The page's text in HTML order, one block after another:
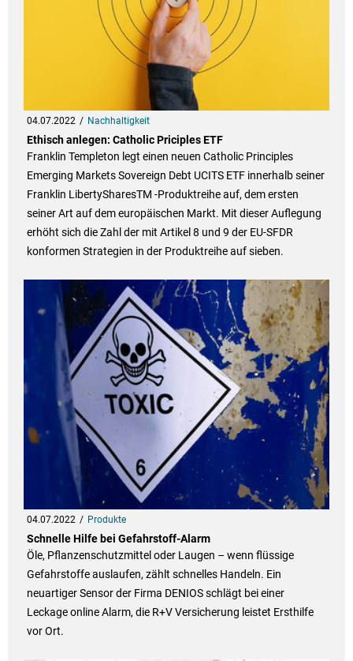
04.07.2022 Nachhaltigkeit
Ethisch anlegen: Catholic Priciples ETF
Franklin Templeton legt einen neuen Catholic Principles
Emerging Markets Sovereign Debt UCITS ETF innerhalb seiner
Franklin LibertySharesTM -Produktreihe auf, dem ersten
seiner Art auf dem europäischen Markt. Mit dieser Auflegung
erhöht sich die Zahl der mit Artikel 8 und 9 der EU-SFDR
konformen Strategien in der Produktreihe auf sieben.
04.07.2022 Produkte
Schnelle Hilfe bei Gefahrstoff-Alarm
Öle, Pflanzenschutzmittel oder Laugen – wenn flüssige
Gefahrstoffe auslaufen, zählt schnelles Handeln. Ein
neuartiger Sensor der Firma DENIOS schlägt bei einer
Leckage online Alarm, die R+V Versicherung leistet Ersthilfe
vor Ort.